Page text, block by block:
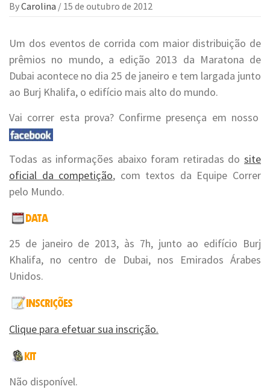
ByCarolina / 15 de outubro de 2012
Um dos eventos de corrida com maior distribuição de
prêmios no mundo, a edição 2013 da Maratona de
Dubai acontece no dia 25 de janeiro e tem largada junto
ao Burj Khalifa, o edifício mais alto do mundo.
Vai correr esta prova? Confirme presença em nosso
Todas as informações abaixo foram retiradas do site
oficial da competição, com textos da Equipe Correr
pelo Mundo.
25 de janeiro de 2013, às 7h, junto ao edifício Burj
Khalifa, no centro de Dubai, nos Emirados Árabes
Unidos.
Clique para efetuar sua inscrição.
Não disponível.